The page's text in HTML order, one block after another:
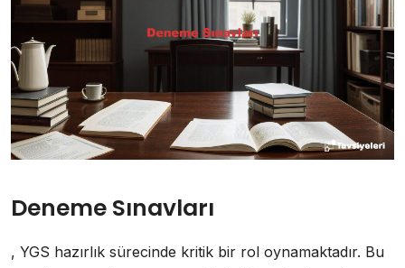
Deneme Sınavları
, YGS hazırlık sürecinde kritik bir rol oynamaktadır. Bu